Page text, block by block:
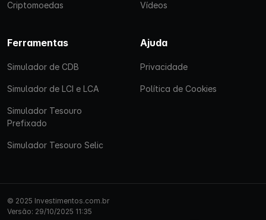
Criptomoedas Vídeos
Ferramentas
Simulador de CDB
Simulador de LCI e LCA
Simulador Tesouro
Prefixado
Simulador Tesouro Selic
Ajuda
Privacidade
Política de Cookies
© 2025 Investimentos.com.br
Versão: 29/10/2025 11:35